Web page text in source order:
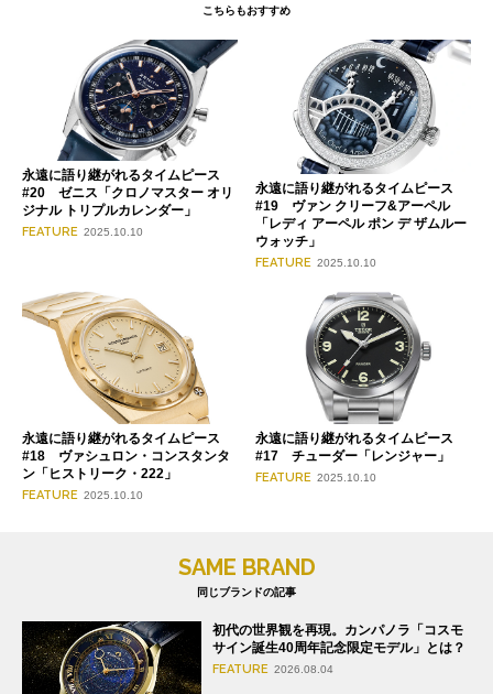
こちらもおすすめ
永遠に語り継がれるタイムピース
#20 ゼニス「クロノマスター オリ
ジナル トリプルカレンダー」
FEATURE 2025.10.10
永遠に語り継がれるタイムピース
#19 ヴァン クリーフ&アーペル
「レディ アーペル ポン デ ザムルー
ウォッチ」
FEATURE 2025.10.10
永遠に語り継がれるタイムピース
#18 ヴァシュロン・コンスタンタ
ン「ヒストリーク・222」
FEATURE 2025.10.10
永遠に語り継がれるタイムピース
#17 チューダー「レンジャー」
FEATURE 2025.10.10
SAME BRAND
同じブランドの記事
初代の世界観を再現。カンパノラ「コスモ
サイン誕生40周年記念限定モデル」とは？
FEATURE 2026.08.04